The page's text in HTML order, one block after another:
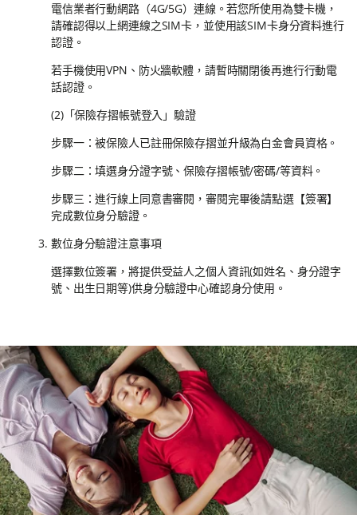
電信業者行動網路（4G/5G）連線。若您所使用為雙卡機，
請確認得以上網連線之SIM卡，並使用該SIM卡身分資料進行
認證。
若手機使用VPN、防火牆軟體，請暫時關閉後再進行行動電
話認證。
(2)「保險存摺帳號登入」驗證
步驟一：被保險人已註冊保險存摺並升級為白金會員資格。
步驟二：填選身分證字號、保險存摺帳號/密碼/等資料。
步驟三：進行線上同意書審閱，審閱完畢後請點選【簽署】
完成數位身分驗證。
數位身分驗證注意事項
選擇數位簽署，將提供受益人之個人資訊(如姓名、身分證字
號、出生日期等)供身分驗證中心確認身分使用。